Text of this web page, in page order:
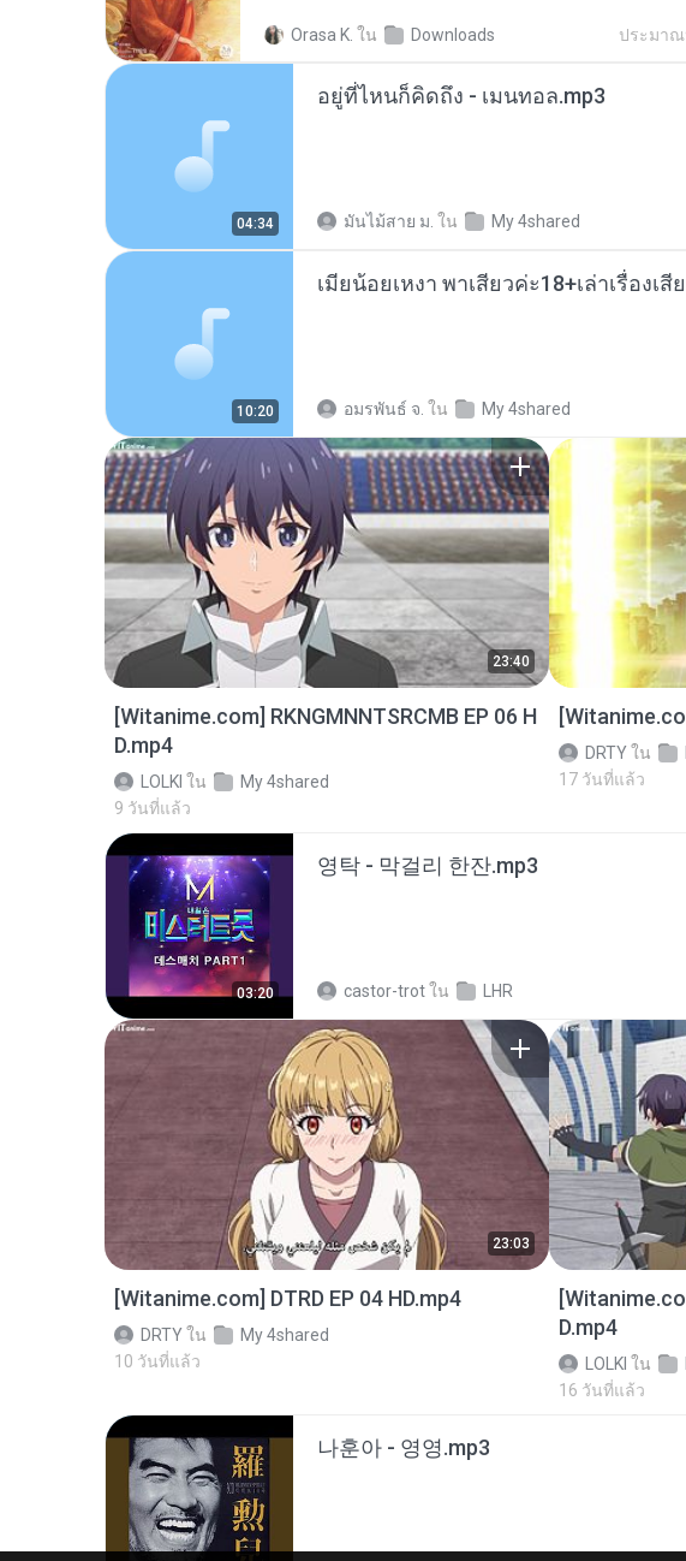
Orasa K. ใน Downloads ประมา
04:34
อยู่ที่ไหนก็คิดถึง - เมนทอล.mp3
มันไม้สาย ม. ใน My 4shared
10:20 อมรพันธ์ จ. ใน My 4shared
23:40
[Witanime.com] RKNGMNNTSRCMB EP 06 H
D.mp4
LOLKI ใน
My 4shared
9 วันที่แล้ว
DRTYใน
17 วันที่แล้ว
03:20
영탁 - 막걸리 한잔.mp3
castor-trotใน LHR
23:03
[Witanime.com] DTRD EP 04 HD.mp4
DRTYใน
My 4shared
10 วันที่แล้ว
D.mp4
LOLKI ใน
16 วันที่แล้ว
나훈아 - 영영.mp3